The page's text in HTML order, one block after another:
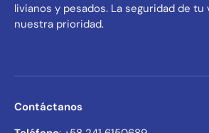
livianos y pesados. La seguridad de tu
nuestra prioridad.
Contáctanos